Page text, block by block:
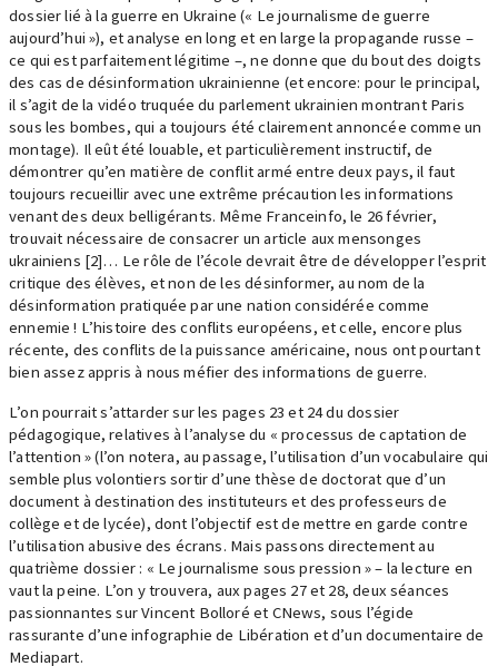
dossier lié à la guerre en Ukraine (« Le journalisme de guerre
aujourd’hui »), et analyse en long et en large la propagande russe –
ce qui est parfaitement légitime –, ne donne que du bout des doigts
des cas de désinformation ukrainienne (et encore: pour le principal,
il s’agit de la vidéo truquée du parlement ukrainien montrant Paris
sous les bombes, qui a toujours été clairement annoncée comme un
montage). Il eût été louable, et particulièrement instructif, de
démontrer qu’en matière de conflit armé entre deux pays, il faut
toujours recueillir avec une extrême précaution les informations
venant des deux belligérants. Même Franceinfo, le 26 février,
trouvait nécessaire de consacrer un article aux mensonges
ukrainiens [2]… Le rôle de l’école devrait être de développer l’esprit
critique des élèves, et non de les désinformer, au nom de la
désinformation pratiquée par une nation considérée comme
ennemie ! L’histoire des conflits européens, et celle, encore plus
récente, des conflits de la puissance américaine, nous ont pourtant
bien assez appris à nous méfier des informations de guerre.
L’on pourrait s’attarder sur les pages 23 et 24 du dossier
pédagogique, relatives à l’analyse du « processus de captation de
l’attention » (l’on notera, au passage, l’utilisation d’un vocabulaire qui
semble plus volontiers sortir d’une thèse de doctorat que d’un
document à destination des instituteurs et des professeurs de
collège et de lycée), dont l’objectif est de mettre en garde contre
l’utilisation abusive des écrans. Mais passons directement au
quatrième dossier : « Le journalisme sous pression » – la lecture en
vaut la peine. L’on y trouvera, aux pages 27 et 28, deux séances
passionnantes sur Vincent Bolloré et CNews, sous l’égide
rassurante d’une infographie de Libération et d’un documentaire de
Mediapart.